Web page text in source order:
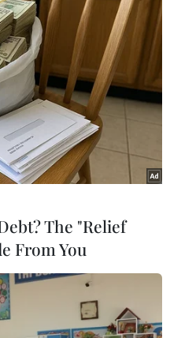
dã man
Hebdo
#Trục xuất
The "Relief
From You